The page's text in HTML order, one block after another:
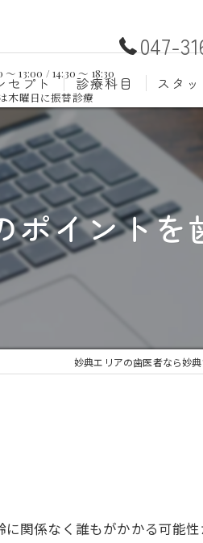
047-
セプト 診療科目
むし歯治療
小児歯科
口腔外科
ホワイトニング
大人の矯正
スタッ
イントを
妙典エリアの歯医者なら妙
関係なく誰もがかかる可能
13:00 / 14:30 ～ 18:30
木曜日に振替診療